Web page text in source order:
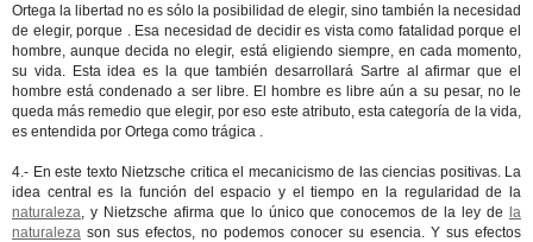
Ortega la libertad no es sólo la posibilidad de elegir, sino también la necesidad
de elegir, porque . Esa necesidad de decidir es vista como fatalidad porque el
hombre, aunque decida no elegir, está eligiendo siempre, en cada momento,
su vida. Esta idea es la que también desarrollará Sartre al afirmar que el
hombre está condenado a ser libre. El hombre es libre aún a su pesar, no le
queda más remedio que elegir, por eso este atributo, esta categoría de la vida,
es entendida por Ortega como trágica .
4.- En este texto Nietzsche critica el mecanicismo de las ciencias positivas. La
idea central es la función del espacio y el tiempo en la regularidad de la
naturaleza, y Nietzsche afirma que lo único que conocemos de la ley de
la
naturaleza son sus efectos, no podemos conocer su esencia. Y sus efectos